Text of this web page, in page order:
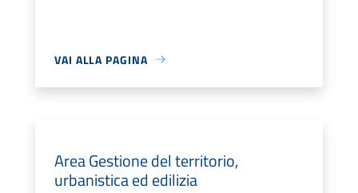
VAI ALLA PAGINA
Area Gestione del territorio,
urbanistica ed edilizia